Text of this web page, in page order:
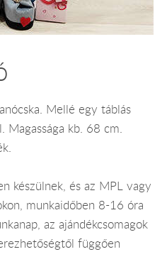
Mellé egy táblás
kb. 68 cm.
készülnek, és az MPL vagy
munkaidőben 8-16 óra
az ajándékcsomagok
függően